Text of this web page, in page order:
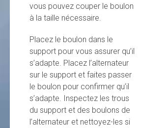
vous pouvez couper le boulon
à la taille nécessaire.
Placez le boulon dans le
support pour vous assurer qu’il
s’adapte. Placez l’alternateur
sur le support et faites passer
le boulon pour confirmer qu’il
s’adapte. Inspectez les trous
du support et des boulons de
l’alternateur et nettoyez-les si